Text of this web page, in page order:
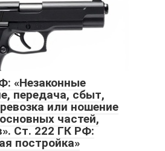
«Незаконные
передача, сбыт,
или ношение
частей,
Ст. 222 ГК РФ:
постройка»